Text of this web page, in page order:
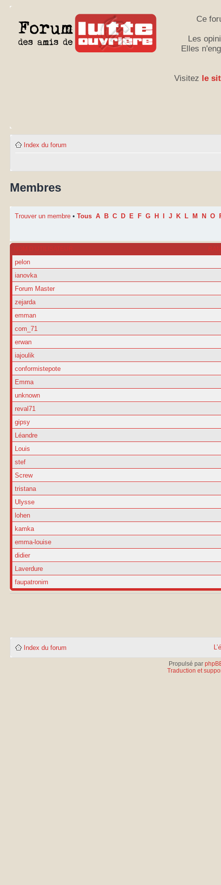
Ce
Les
Elles
Visitez le
Index du forum
Membres
Trouver un membre • Tous A B C D E F G H J K L M N O
NOM D’UTILISATEUR
pelon
ianovka
Forum Master
zejarda
emman
com_71
erwan
iajoulik
conformistepote
Emma
unknown
reval71
gipsy
Léandre
Louis
stef
Screw
tristana
Ulysse
lohen
kamka
emma-louise
didier
Laverdure
faupatronim
Index du forum
Propulsé par
Traduction et